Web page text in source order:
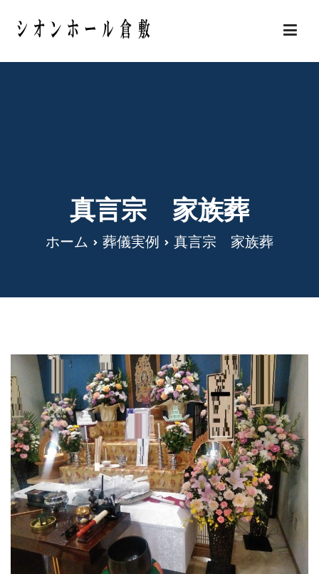
を
真言宗 家族葬
ホーム 葬儀実例 真言宗 家族葬